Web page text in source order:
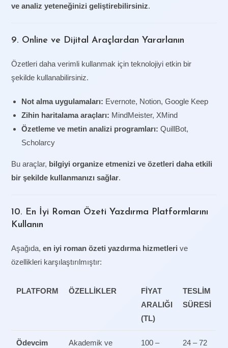
ve analiz yeteneğinizi geliştirebilirsiniz.
9. Online ve Dijital Araçlardan Yararlanın
Özetleri daha verimli kullanmak için teknolojiyi etkin bir
şekilde kullanabilirsiniz.
Not alma uygulamaları: Evernote, Notion, Google Keep
Zihin haritalama araçları: MindMeister, XMind
Özetleme ve metin analizi programları: QuillBot,
Scholarcy
Bu araçlar, bilgiyi organize etmenizi ve özetleri daha etkili
bir şekilde kullanmanızı sağlar.
10. En İyi Roman Özeti Yazdırma Platformlarını
Kullanın
Aşağıda,en iyi roman özeti yazdırma hizmetleri ve
özellikleri karşılaştırılmıştır:
PLATFORM ÖZELLIKLER
FIYAT
ARALIĞI
(TL)
TESLIM
SÜRESI
Ödevcim
Akademik ve
100 –
24 – 72